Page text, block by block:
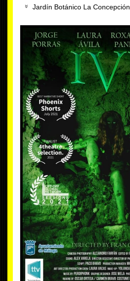
Jardín Botánico La Concepción